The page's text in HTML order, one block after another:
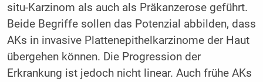
situ-Karzinom als auch als Präkanzerose geführt.
Beide Begriffe sollen das Potenzial abbilden, dass
AKs in invasive Plattenepithelkarzinome der Haut
übergehen können. Die Progression der
Erkrankung ist jedoch nicht linear. Auch frühe AKs